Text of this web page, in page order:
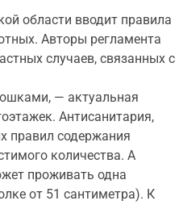
области вводит правила
Авторы регламента
случаев, связанных с
— актуальная
Антисанитария,
правил содержания
количества. А
проживать одна
от 51 сантиметра). К